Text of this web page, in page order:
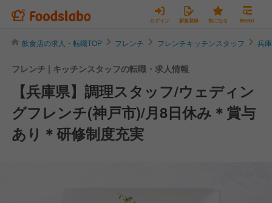
ログイン 新規登録 気になる MENU
飲食店の求人・転職TOP フレンチ フレンチキッチンスタッフ 兵
フレンチ | キッチンスタッフの転職・求人情報
【兵庫県】調理スタッフ/ウェディン
グフレンチ(神戸市)/月8日休み＊賞与
あり＊研修制度充実